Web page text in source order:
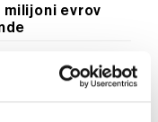
milijoni evrov
poročal o